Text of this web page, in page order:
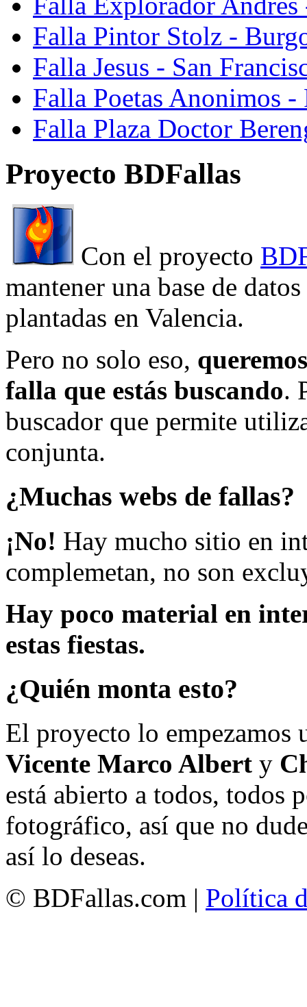
Falla Pintor Stolz -
Falla Jesus - San
Falla Poetas Anonimos
Falla Plaza Doctor
Proyecto BDFallas
Con el proyecto
mantener una base de
plantadas en Valencia.
Pero no solo eso,
falla que estás buscando.
buscador que permite
conjunta.
¿Muchas webs de fallas?
¡No! Hay mucho sitio en
complemetan, no son
Hay poco material en
estas fiestas.
¿Quién monta esto?
El proyecto lo empezamos
Vicente Marco Albert y
está abierto a todos, todos
fotográfico, así que no
así lo deseas.
© BDFallas.com | Política